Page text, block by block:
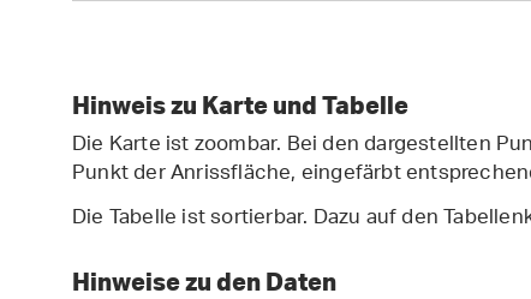
Hinweis zu Karte und Tabelle
Die Karte ist zoombar. Bei den dargestellten
Punkt der Anrissfläche, eingefärbt
Die Tabelle ist sortierbar. Dazu auf den
Hinweise zu den Daten